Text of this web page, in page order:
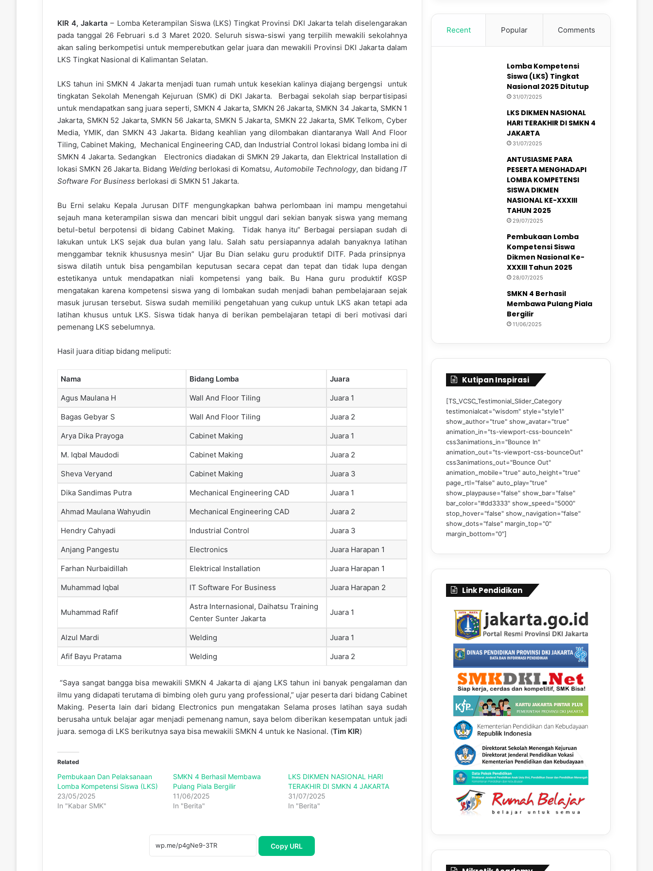
KIR 4, Jakarta – Lomba Keterampilan Siswa (LKS) Tingkat Provinsi DKI Jakarta telah diselengarakan
pada tanggal 26 Februari s.d 3 Maret 2020. Seluruh siswa-siswi yang terpilih mewakili sekolahnya
akan saling berkompetisi untuk memperebutkan gelar juara dan mewakili Provinsi DKI Jakarta dalam
LKS Tingkat Nasional di Kalimantan Selatan.
LKS tahun ini SMKN 4 Jakarta menjadi tuan rumah untuk kesekian kalinya diajang bergengsi untuk
tingkatan Sekolah Menengah Kejuruan (SMK) di DKI Jakarta. Berbagai sekolah siap berpartisipasi
untuk mendapatkan sang juara seperti, SMKN 4 Jakarta, SMKN 26 Jakarta, SMKN 34 Jakarta, SMKN 1
Jakarta, SMKN 52 Jakarta, SMKN 56 Jakarta, SMKN 5 Jakarta, SMKN 22 Jakarta, SMK Telkom, Cyber
Media, YMIK, dan SMKN 43 Jakarta. Bidang keahlian yang dilombakan diantaranya Wall And Floor
Tiling, Cabinet Making, Mechanical Engineering CAD, dan Industrial Control lokasi bidang lomba ini di
SMKN 4 Jakarta. Sedangkan Electronics diadakan di SMKN 29 Jakarta, dan Elektrical Installation di
lokasi SMKN 26 Jakarta. Bidang Welding berlokasi di Komatsu, Automobile Technology, dan bidangIT
Software For Business berlokasi di SMKN 51 Jakarta.
Bu Erni selaku Kepala Jurusan DITF mengungkapkan bahwa perlombaan ini mampu mengetahui
sejauh mana keterampilan siswa dan mencari bibit unggul dari sekian banyak siswa yang memang
betul-betul berpotensi di bidang Cabinet Making. Tidak hanya itu“ Berbagai persiapan sudah di
lakukan untuk LKS sejak dua bulan yang lalu. Salah satu persiapannya adalah banyaknya latihan
menggambar teknik khususnya mesin” Ujar Bu Dian selaku guru produktif DITF. Pada prinsipnya
siswa dilatih untuk bisa pengambilan keputusan secara cepat dan tepat dan tidak lupa dengan
estetikanya untuk mendapatkan niali kompetensi yang baik. Bu Hana guru produktif KGSP
mengatakan karena kompetensi siswa yang di lombakan sudah menjadi bahan pembelajaraan sejak
masuk jurusan tersebut. Siswa sudah memiliki pengetahuan yang cukup untuk LKS akan tetapi ada
latihan khusus untuk LKS. Siswa tidak hanya di berikan pembelajaran tetapi di beri motivasi dari
pemenang LKS sebelumnya.
Hasil juara ditiap bidang meliputi:
Nama Bidang Lomba Juara
Agus Maulana H Wall And Floor Tiling Juara 1
Bagas Gebyar S Wall And Floor Tiling Juara 2
Arya Dika Prayoga Cabinet Making Juara 1
M. Iqbal Maudodi Cabinet Making Juara 2
Sheva Veryand Cabinet Making Juara 3
Dika Sandimas Putra Mechanical Engineering CAD Juara 1
Ahmad Maulana Wahyudin Mechanical Engineering CAD Juara 2
Hendry Cahyadi Industrial Control Juara 3
Anjang Pangestu Electronics Juara Harapan 1
Farhan Nurbaidillah Elektrical Installation Juara Harapan 1
Muhammad Iqbal IT Software For Business Juara Harapan 2
Muhammad Rafif
Astra Internasional, Daihatsu Training
Center Sunter Jakarta
Juara 1
Alzul Mardi Welding Juara 1
Afif Bayu Pratama Welding Juara 2
“Saya sangat bangga bisa mewakili SMKN 4 Jakarta di ajang LKS tahun ini banyak pengalaman dan
ilmu yang didapati terutama di bimbing oleh guru yang professional,” ujar peserta dari bidang Cabinet
Making. Peserta lain dari bidang Electronics pun mengatakan Selama proses latihan saya sudah
berusaha untuk belajar agar menjadi pemenang namun, saya belom diberikan kesempatan untuk jadi
juara. semoga di LKS berikutnya saya bisa mewakili SMKN 4 untuk ke Nasional. (Tim KIR)
Related
Pembukaan Dan Pelaksanaan
Lomba Kompetensi Siswa (LKS)
23/05/2025
In "Kabar SMK"
SMKN 4 Berhasil Membawa
Pulang Piala Bergilir
11/06/2025
In "Berita"
LKS DIKMEN NASIONAL HARI
TERAKHIR DI SMKN 4 JAKARTA
31/07/2025
In "Berita"
Copy URL
Recent Popular Comments
Lomba Kompetensi
Siswa (LKS) Tingkat
Nasional 2025 Ditutup
31/07/2025
LKS DIKMEN NASIONAL
HARI TERAKHIR DI SMKN 4
JAKARTA
31/07/2025
ANTUSIASME PARA
PESERTA MENGHADAPI
LOMBA KOMPETENSI
SISWA DIKMEN
NASIONAL KE-XXXIII
TAHUN 2025
29/07/2025
Pembukaan Lomba
Kompetensi Siswa
Dikmen Nasional Ke-
XXXIII Tahun 2025
28/07/2025
SMKN 4 Berhasil
Membawa Pulang Piala
Bergilir
11/06/2025
Kutipan Inspirasi
[TS_VCSC_Testimonial_Slider_Category
testimonialcat="wisdom" style="style1"
show_author="true" show_avatar="true"
animation_in="ts-viewport-css-bounceIn"
css3animations_in="Bounce In"
animation_out="ts-viewport-css-bounceOut"
css3animations_out="Bounce Out"
animation_mobile="true" auto_height="true"
page_rtl="false" auto_play="true"
show_playpause="false" show_bar="false"
bar_color="#dd3333" show_speed="5000"
stop_hover="false" show_navigation="false"
show_dots="false" margin_top="0"
margin_bottom="0"]
Link Pendidikan